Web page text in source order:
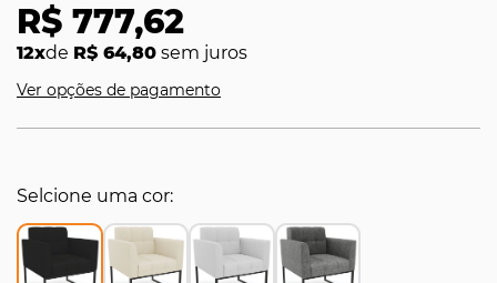
R$ 777,62
12xde R$ 64,80 sem juros
Ver opções de pagamento
Selcione uma cor